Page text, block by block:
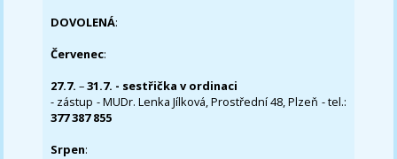
DOVOLENÁ:
Červenec:
27.7.–31.7. - sestřička v ordinaci
- zástup - MUDr. Lenka Jílková, Prostřední 48, Plzeň - tel.:
377 387 855
Srpen: